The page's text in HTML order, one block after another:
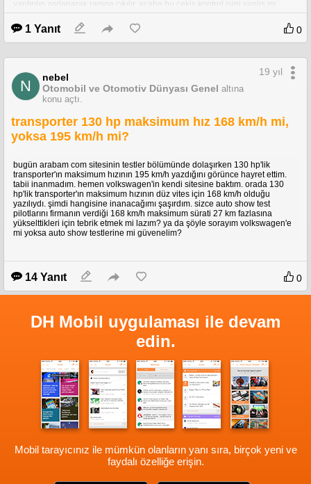
yorumluyoruz? bunun doğrusu nedir. yoksa x 5 normal şartlarda bu DTC
(dinamik çekiş kontrolü)'yi kullanmıyor mu? ben x 5'in kullanım kitabının
türkçeye çevirisinin özellikle bu konuda yanlış yapıldığını düşünüyorum.
1 Yanıt 0
N
nebel
Otomobil ve Otomotiv Dünyası Genel altına
konu açtı.
19 yıl
transporter 130 hp maksimum hız 168 km/h mi,
yoksa 195 km/h mi?
bugün arabam com sitesinin testler bölümünde dolaşırken 130 hp'lik
transporter'ın maksimum hızının 195 km/h yazdığını görünce hayret ettim.
tabii inanmadım. hemen volkswagen'in kendi sitesine baktım. orada 130
hp'lik transporter'ın maksimum hızının düz vites için 168 km/h olduğu
yazılıydı. şimdi hangisine inanacağımı şaşırdım. sizce auto show test
pilotlarını firmanın verdiği 168 km/h maksimum sürati 27 km fazlasına
yükselttikleri için tebrik etmek mi lazım? ya da şöyle sorayım volkswagen'e
mi yoksa auto show testlerine mi güvenelim?
14 Yanıt 0
DH Mobil uygulaması ile devam
edin.
Mobil tarayıcınız ile mümkün olanların yanı sıra, birçok yeni ve
faydalı özelliğe erişin.